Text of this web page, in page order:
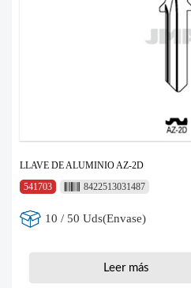
LLAVE DE ALUMINIO AZ-2D
541703
8422513031487
10 / 50 Uds(Envase)
Leer más